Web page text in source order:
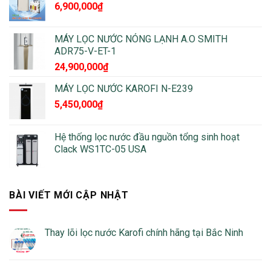
6,900,000₫
MÁY LỌC NƯỚC NÓNG LẠNH A.O SMITH
ADR75-V-ET-1
24,900,000₫
MÁY LỌC NƯỚC KAROFI N-E239
5,450,000₫
Hệ thống lọc nước đầu nguồn tổng sinh hoạt
Clack WS1TC-05 USA
BÀI VIẾT MỚI CẬP NHẬT
Thay lõi lọc nước Karofi chính hãng tại Bắc Ninh